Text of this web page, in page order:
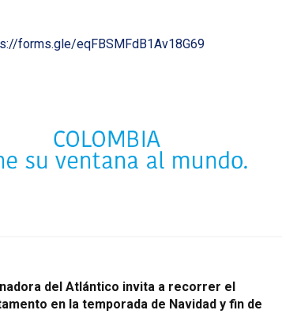
forms.gle/eqFBSMFdB1Av18G69
del Atlántico invita a recorrer el
en la temporada de Navidad y fin de